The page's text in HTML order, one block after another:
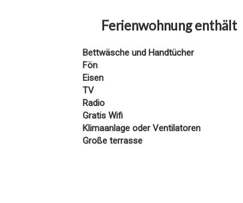
Ferienwohnung enthält
Bettwäsche und Handtücher
Fön
Eisen
TV
Radio
Gratis Wifi
Klimaanlage oder Ventilatoren
Große terrasse